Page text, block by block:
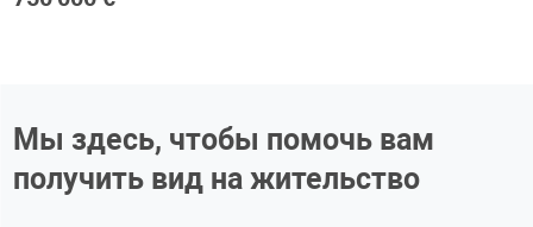
Мы здесь, чтобы помочь вам
получить вид на жительство